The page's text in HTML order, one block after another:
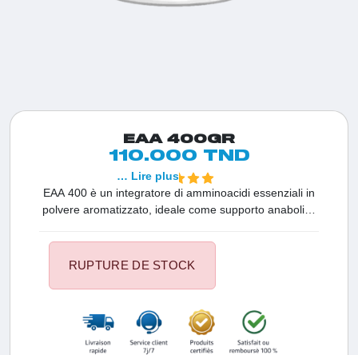
EAA 400GR
110.000 TND
EAA 400 è un integratore di amminoacidi essenziali in
polvere aromatizzato, ideale come supporto anabolico
prima dell'allenamento.
… Lire plus
RUPTURE DE STOCK